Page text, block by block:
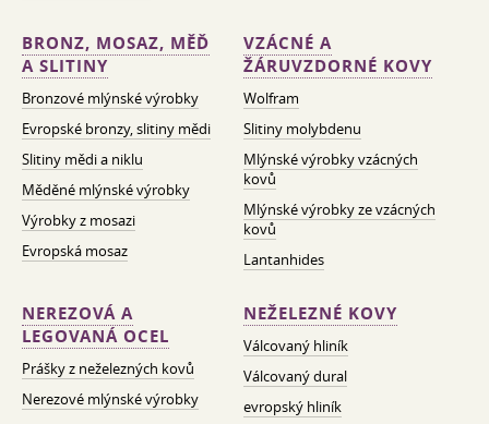
BRONZ, MOSAZ, MĚĎ
A SLITINY
Bronzové mlýnské výrobky
Evropské bronzy, slitiny mědi
Slitiny mědi a niklu
Měděné mlýnské výrobky
Výrobky z mosazi
Evropská mosaz
VZÁCNÉ A
ŽÁRUVZDORNÉ KOVY
Wolfram
Slitiny molybdenu
Mlýnské výrobky vzácných
kovů
Mlýnské výrobky ze vzácných
kovů
Lantanhides
NEREZOVÁ A
LEGOVANÁ OCEL
Prášky z neželezných kovů
Nerezové mlýnské výrobky
NEŽELEZNÉ KOVY
Válcovaný hliník
Válcovaný dural
evropský hliník